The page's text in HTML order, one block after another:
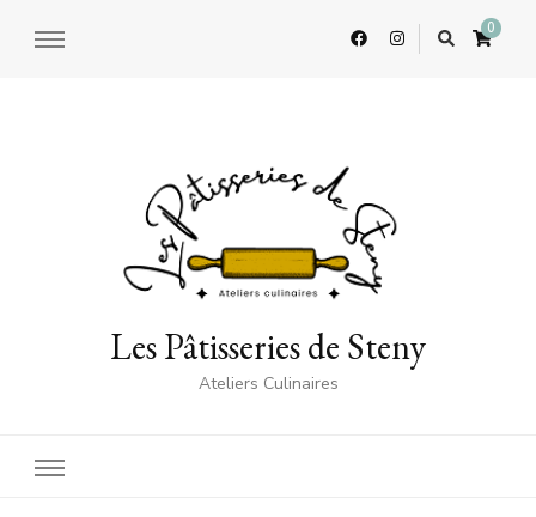
0
Les Pâtisseries de Steny
Ateliers Culinaires